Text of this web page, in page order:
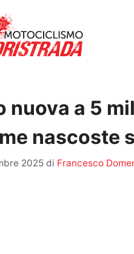
nuova a 5
nascoste
2025 di Francesco